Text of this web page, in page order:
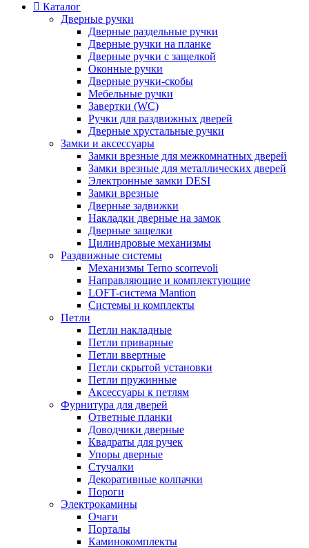
Каталог
Дверные ручки
Дверные раздельные ручки
Дверные ручки на планке
Дверные ручки с защелкой
Оконные ручки
Дверные ручки-скобы
Мебельные ручки
Завертки (WC)
Ручки для раздвижных дверей
Дверные хрустальные ручки
Замки и аксессуары
Замки врезные для межкомнатных дверей
Замки врезные для металлических дверей
Электронные замки DESI
Замки врезные
Дверные задвижки
Накладки дверные на замок
Дверные защелки
Цилиндровые механизмы
Раздвижные системы
Механизмы Terno scorrevoli
Направляющие и комплектующие
LOFT-cистема Mantion
Системы и комплекты
Петли
Петли накладные
Петли приварные
Петли ввертные
Петли скрытой установки
Петли пружинные
Аксессуары к петлям
Фурнитура для дверей
Ответные планки
Доводчики дверные
Квадраты для ручек
Упоры дверные
Стучалки
Декоративные колпачки
Пороги
Электрокамины
Очаги
Порталы
Каминокомплекты